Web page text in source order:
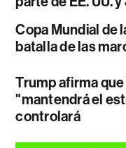
Copa Mundial de
batalla de las
Trump afirma que
"mantendrá el
controlará